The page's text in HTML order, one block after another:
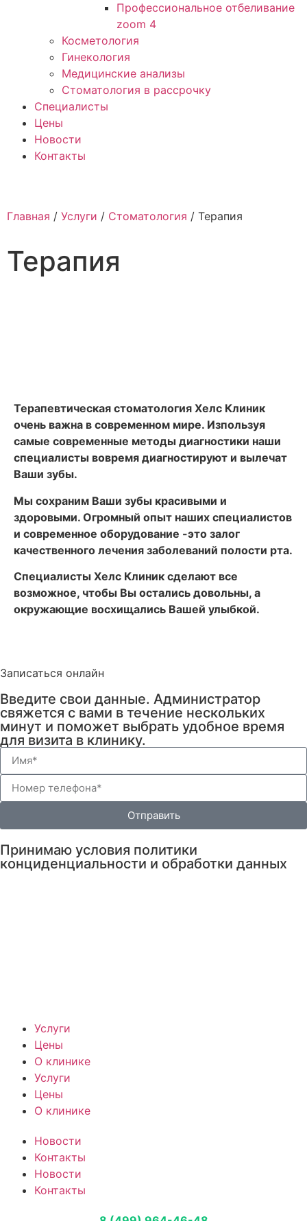
Профессиональное отбеливание
zoom 4
Косметология
Гинекология
Медицинские анализы
Стоматология в рассрочку
Специалисты
Цены
Новости
Контакты
Главная / Услуги / Стоматология / Терапия
Терапия
Терапевтическая стоматология Хелс Клиник
очень важна в современном мире. Изпользуя
самые современные методы диагностики наши
специалисты вовремя диагностируют и вылечат
Ваши зубы.
Мы сохраним Ваши зубы красивыми и
здоровыми. Огромный опыт наших специалистов
и современное оборудование -это залог
качественного лечения заболеваний полости рта.
Специалисты Хелс Клиник сделают все
возможное, чтобы Вы остались довольны, а
окружающие восхищались Вашей улыбкой.
Записаться онлайн
Введите свои данные. Администратор
свяжется с вами в течение нескольких
минут и поможет выбрать удобное время
для визита в клинику.
Отправить
Принимаю условия политики
конциденциальности и обработки данных
Услуги
Цены
О клинике
Услуги
Цены
О клинике
Новости
Контакты
Новости
Контакты